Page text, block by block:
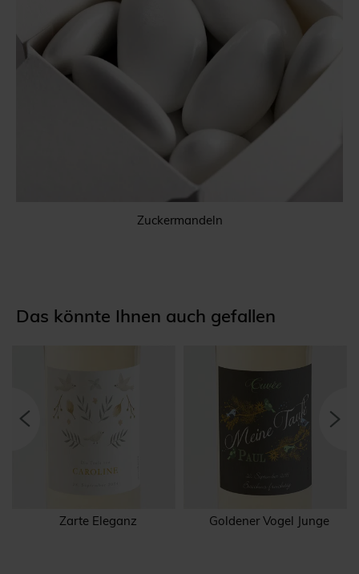
Zuckermandeln
Das könnte Ihnen auch gefallen
Zarte Eleganz Goldener Vogel Junge